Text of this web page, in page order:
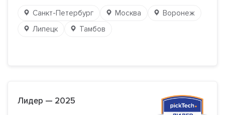
Санкт-Петербург Москва
Воронеж
Липецк
Тамбов
Лидер — 2025